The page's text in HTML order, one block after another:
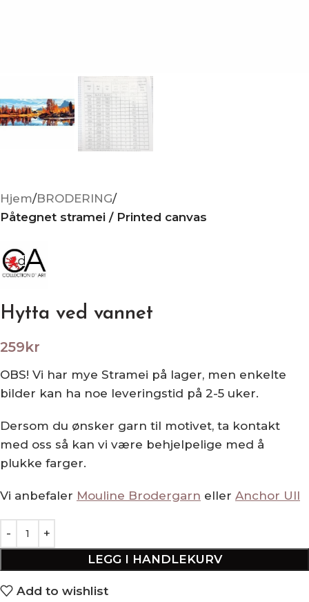
Hjem BRODERING
Påtegnet stramei / Printed canvas
Hytta ved vannet
259kr
OBS! Vi har mye Stramei på lager, men enkelte
bilder kan ha noe leveringstid på 2-5 uker.
Dersom du ønsker garn til motivet, ta kontakt
med oss så kan vi være behjelpelige med å
plukke farger.
Vi anbefaler Mouline Brodergarn eller Anchor Ull
LEGG I HANDLEKURV
Add to wishlist